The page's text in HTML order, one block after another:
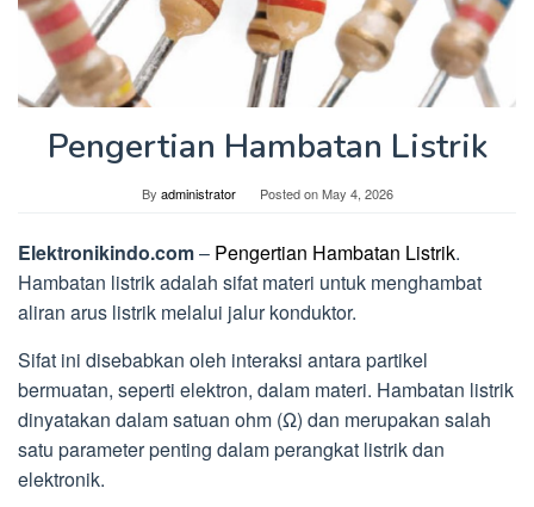
Pengertian Hambatan Listrik
By administrator Posted onMay 4, 2026
Elektronikindo.com– Pengertian Hambatan Listrik.
Hambatan listrik adalah sifat materi untuk menghambat
aliran arus listrik melalui jalur konduktor.
Sifat ini disebabkan oleh interaksi antara partikel
bermuatan, seperti elektron, dalam materi. Hambatan listrik
dinyatakan dalam satuan ohm (Ω) dan merupakan salah
satu parameter penting dalam perangkat listrik dan
elektronik.